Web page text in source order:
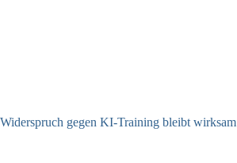
Widerspruch gegen KI-Training bleibt wirksam